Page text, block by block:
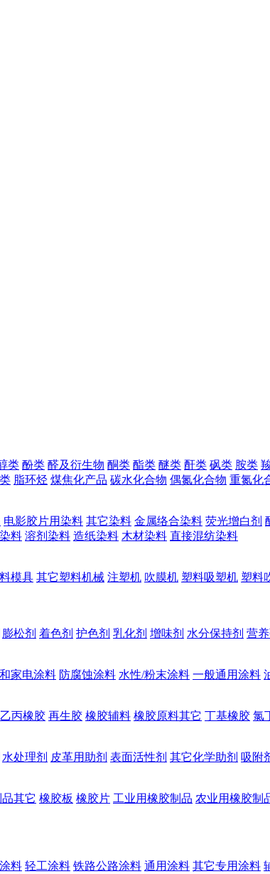
类 酚类 醛及衍生物 酮类 酯类 醚类 酐类 砜类 胺类
脂环烃 煤焦化产品 碳水化合物 偶氮化合物 重氮化
电影胶片用染料 其它染料 金属络合染料 荧光增白剂
料 溶剂染料 造纸染料 木材染料 直接混纺染料
模具 其它塑料机械 注塑机 吹膜机 塑料吸塑机 塑料
膨松剂 着色剂 护色剂 乳化剂 增味剂 水分保持剂 营
家电涂料 防腐蚀涂料 水性/粉末涂料 一般通用涂料
乙丙橡胶 再生胶 橡胶辅料 橡胶原料其它 丁基橡胶 氯
水处理剂 皮革用助剂 表面活性剂 其它化学助剂 吸附
其它 橡胶板 橡胶片 工业用橡胶制品 农业用橡胶制
料 轻工涂料 铁路公路涂料 通用涂料 其它专用涂料